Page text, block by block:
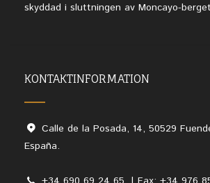
skyddad i sluttningen av Moncayo-
KONTAKTINFORMATION
Calle de la Posada, 14, 50529
España.